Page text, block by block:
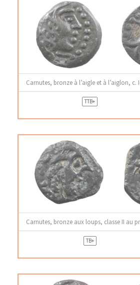
Carnutes, bronze à l’aigle et à l’aiglon, c.
TTB+
Carnutes, bronze aux loups, classe II au
TB+